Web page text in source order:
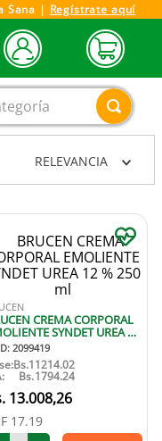
Sana | Regístrate aquí
RELEVANCIA
CREMA CORPORAL
SYNDET UREA 12
ml
: 2099419
Bs.11214.02
Bs.1794.24
13.008,26
17.19